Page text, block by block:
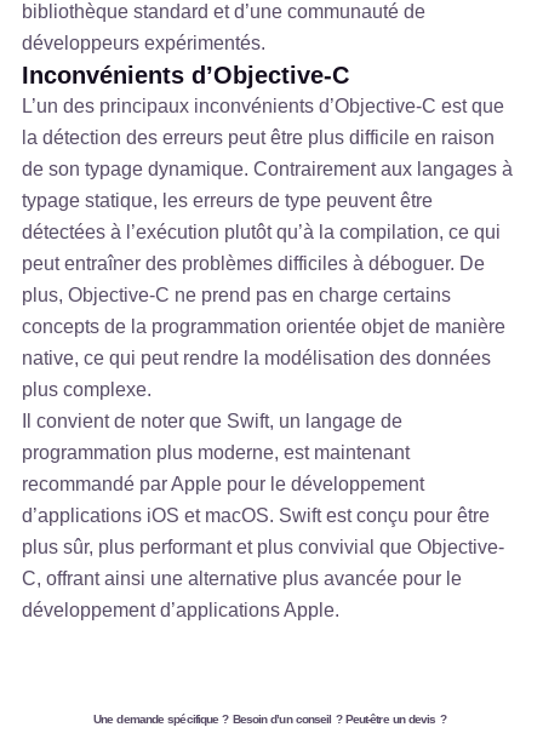
bibliothèque standard et d’une communauté de
développeurs expérimentés.
Inconvénients d’Objective-C
L’un des principaux inconvénients d’Objective-C est que
la détection des erreurs peut être plus difficile en raison
de son typage dynamique. Contrairement aux langages à
typage statique, les erreurs de type peuvent être
détectées à l’exécution plutôt qu’à la compilation, ce qui
peut entraîner des problèmes difficiles à déboguer. De
plus, Objective-C ne prend pas en charge certains
concepts de la programmation orientée objet de manière
native, ce qui peut rendre la modélisation des données
plus complexe.
Il convient de noter que Swift, un langage de
programmation plus moderne, est maintenant
recommandé par Apple pour le développement
d’applications iOS et macOS. Swift est conçu pour être
plus sûr, plus performant et plus convivial que Objective-
C, offrant ainsi une alternative plus avancée pour le
développement d’applications Apple.
Une demande spécifique ? Besoin d’un conseil ? Peut-être un devis ?